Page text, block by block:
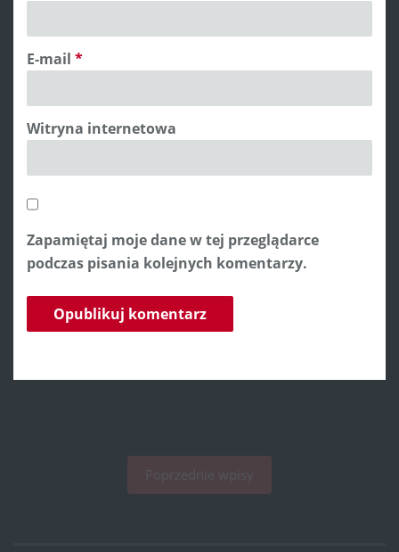
E-mail *
Witryna internetowa
Zapamiętaj moje dane w tej przeglądarce
podczas pisania kolejnych komentarzy.